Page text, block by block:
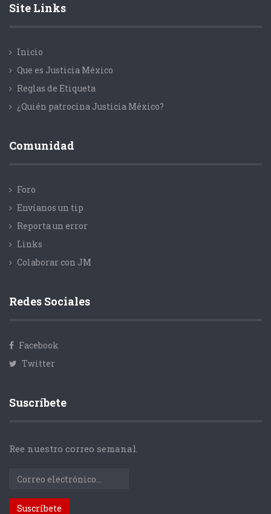
Site Links
Inicio
Que es Justicia México
Reglas de Etiqueta
¿Quién patrocina Justicia México?
Comunidad
Foro
Envíanos un tip
Reporta un error
Links
Colaborar con JM
Redes Sociales
Facebook
Twitter
Suscríbete
Ree nuestro correo semanal.